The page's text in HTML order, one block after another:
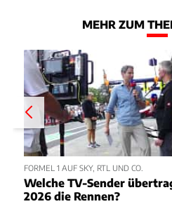
MEHR ZUM
FORMEL 1 AUF SKY, RTL UND CO.
Welche TV-Sender
2026 die Rennen?